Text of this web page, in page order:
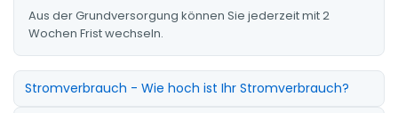
Aus der Grundversorgung können Sie jederzeit mit 2
Wochen Frist wechseln.
Stromverbrauch - Wie hoch ist Ihr Stromverbrauch?